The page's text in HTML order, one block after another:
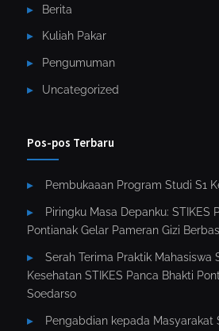
Berita
Kuliah Pakar
Pengumuman
Uncategorized
Pos-pos Terbaru
Pembukaaan Program Studi S1
Piringku Masa Depanku: STIKES
Pontianak Gelar Pameran Gizi
Serah Terima Praktik Mahasiswa
Kesehatan STIKES Panca Bhakti
Soedarso
Pengabdian kepada Masyarakat